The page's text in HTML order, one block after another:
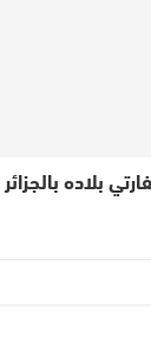
بلاده بالجزائر